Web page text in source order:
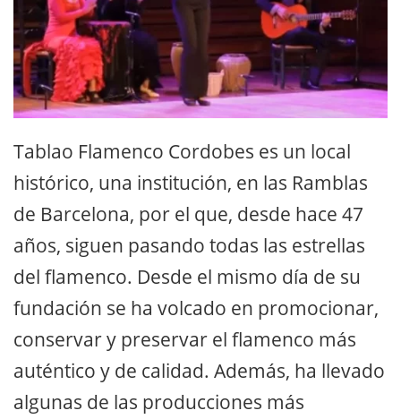
Tablao Flamenco Cordobes es un local
histórico, una institución, en las Ramblas
de Barcelona, por el que, desde hace 47
años, siguen pasando todas las estrellas
del flamenco. Desde el mismo día de su
fundación se ha volcado en promocionar,
conservar y preservar el flamenco más
auténtico y de calidad. Además, ha llevado
algunas de las producciones más